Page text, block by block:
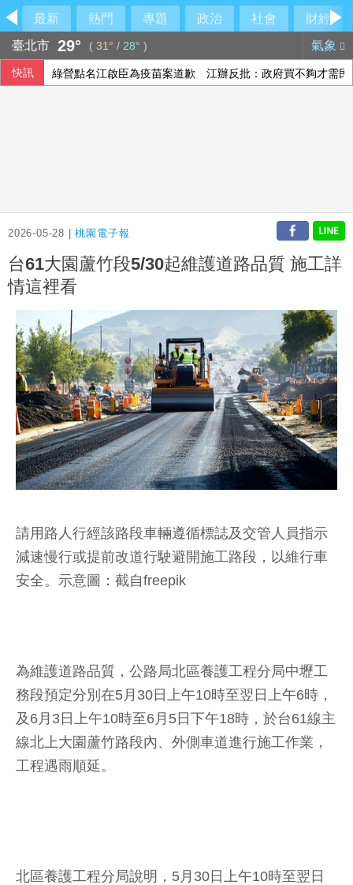
最新 熱門 專題 政治 社會
財經
臺北市 29° ( 31° / 28° ) 氣象
快訊 綠營點名江啟臣為疫苗案道歉 江辦反批：政府買不夠才需民
2026-05-28 |桃園電子報
台61大園蘆竹段5/30起維護道路品質 施工詳
情這裡看
請用路人行經該路段車輛遵循標誌及交管人員指示
減速慢行或提前改道行駛避開施工路段，以維行車
安全。示意圖：截自freepik
為維護道路品質，公路局北區養護工程分局中壢工
務段預定分別在5月30日上午10時至翌日上午6時，
及6月3日上午10時至6月5日下午18時，於台61線主
線北上大園蘆竹路段內、外側車道進行施工作業，
工程遇雨順延。
北區養護工程分局說明，5月30日上午10時至翌日